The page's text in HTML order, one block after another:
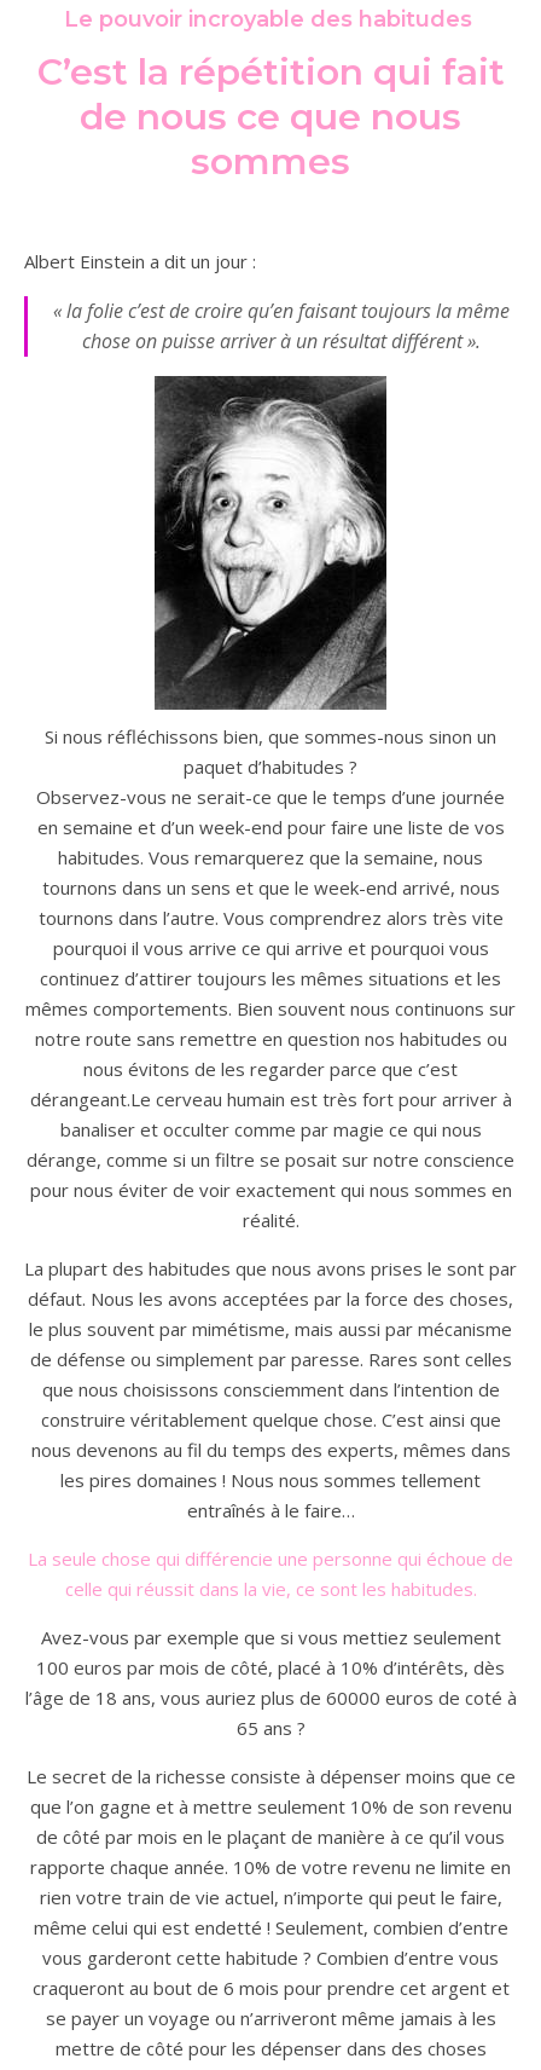
Le pouvoir incroyable des habitudes
C’est la répétition qui fait
de nous ce que nous
sommes
Albert Einstein a dit un jour :
« la folie c’est de croire qu’en faisant toujours la même
chose on puisse arriver à un résultat différent ».
Si nous réfléchissons bien, que sommes-nous sinon un
paquet d’habitudes ?
Observez-vous ne serait-ce que le temps d’une journée
en semaine et d’un week-end pour faire une liste de vos
habitudes. Vous remarquerez que la semaine, nous
tournons dans un sens et que le week-end arrivé, nous
tournons dans l’autre. Vous comprendrez alors très vite
pourquoi il vous arrive ce qui arrive et pourquoi vous
continuez d’attirer toujours les mêmes situations et les
mêmes comportements. Bien souvent nous continuons sur
notre route sans remettre en question nos habitudes ou
nous évitons de les regarder parce que c’est
dérangeant.Le cerveau humain est très fort pour arriver à
banaliser et occulter comme par magie ce qui nous
dérange, comme si un filtre se posait sur notre conscience
pour nous éviter de voir exactement qui nous sommes en
réalité.
La plupart des habitudes que nous avons prises le sont par
défaut. Nous les avons acceptées par la force des choses,
le plus souvent par mimétisme, mais aussi par mécanisme
de défense ou simplement par paresse. Rares sont celles
que nous choisissons consciemment dans l’intention de
construire véritablement quelque chose. C’est ainsi que
nous devenons au fil du temps des experts, mêmes dans
les pires domaines ! Nous nous sommes tellement
entraînés à le faire…
La seule chose qui différencie une personne qui échoue de
celle qui réussit dans la vie, ce sont les habitudes.
Avez-vous par exemple que si vous mettiez seulement
100 euros par mois de côté, placé à 10% d’intérêts, dès
l’âge de 18 ans, vous auriez plus de 60000 euros de coté à
65 ans ?
Le secret de la richesse consiste à dépenser moins que ce
que l’on gagne et à mettre seulement 10% de son revenu
de côté par mois en le plaçant de manière à ce qu’il vous
rapporte chaque année. 10% de votre revenu ne limite en
rien votre train de vie actuel, n’importe qui peut le faire,
même celui qui est endetté ! Seulement, combien d’entre
vous garderont cette habitude ? Combien d’entre vous
craqueront au bout de 6 mois pour prendre cet argent et
se payer un voyage ou n’arriveront même jamais à les
mettre de côté pour les dépenser dans des choses